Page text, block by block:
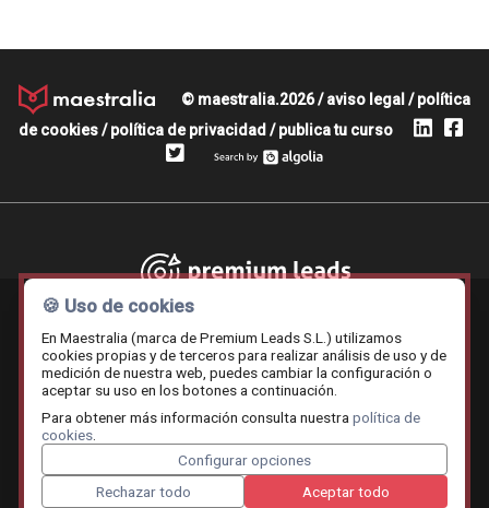
© maestralia.2026 /aviso legal /política
de cookies/política de privacidad /publica tu curso
Premium leads
Contratar.online Beemy.es
🍪 Uso de cookies
En Maestralia (marca de Premium Leads S.L.) utilizamos
cookies propias y de terceros para realizar análisis de uso y de
medición de nuestra web, puedes cambiar la configuración o
aceptar su uso en los botones a continuación.
Para obtener más información consulta nuestrapolítica de
cookies
Configurar opciones
Rechazar todo
Aceptar todo